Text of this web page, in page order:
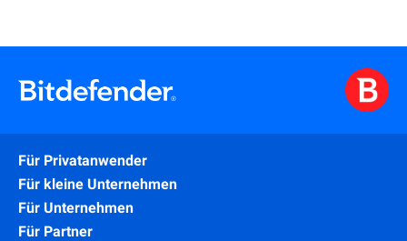
Für Privatanwender
Für kleine Unternehmen
Für Unternehmen
Für Partner